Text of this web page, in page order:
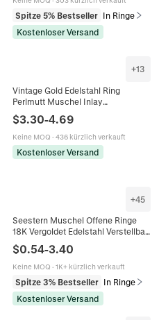
Spitze 5% Bestseller In Ringe
Kostenloser Versand
+13
Vintage Gold Edelstahl Ring
Perlmutt Muschel Inlay
Minimalistischer Schmuck Für
Damen
$3.30-4.69
Keine MOQ · 436 kürzlich verkauft
Kostenloser Versand
+45
Seestern Muschel Offene Ringe
18K Vergoldet Edelstahl Verstellbar
Marine Strand Schmuck Vintage
Damen
$0.54-3.40
Keine MOQ · 1K+ kürzlich verkauft
Spitze 3% Bestseller In Ringe
Kostenloser Versand